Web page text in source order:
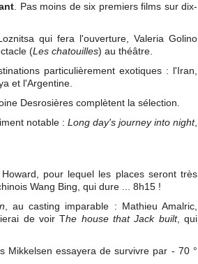
. Pas moins de six premiers films sur dix-
qui fera l'ouverture, Valeria Golino
(Les chatouilles) au théâtre.
particulièrement exotiques : l'Iran,
et l'Argentine.
Desrosières complètent la sélection.
notable : Long day's journey into night,
pour lequel les places seront très
Wang Bing, qui dure ... 8h15 !
, au casting imparable : Mathieu Amalric,
de voir The house that Jack built, qui
Mikkelsen essayera de survivre par - 70 °